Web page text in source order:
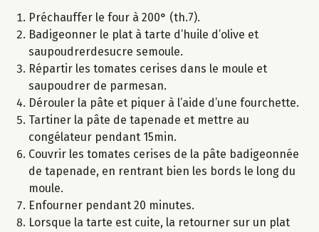
Préchauffer le four à 200° (th.7).
Badigeonner le plat à tarte d’huile d’olive et
saupoudrerdesucre semoule.
Répartir les tomates cerises dans le moule et
saupoudrer de parmesan.
Dérouler la pâte et piquer à l’aide d’une fourchette.
Tartiner la pâte de tapenade et mettre au
congélateur pendant 15min.
Couvrir les tomates cerises de la pâte badigeonnée
de tapenade, en rentrant bien les bords le long du
moule.
Enfourner pendant 20 minutes.
Lorsque la tarte est cuite, la retourner sur un plat